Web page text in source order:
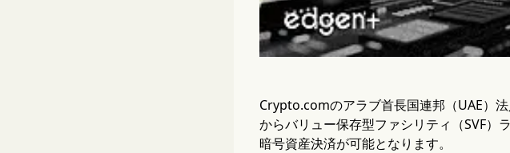
Crypto.comのアラブ首長国連邦（UAE）
からバリュー保存型ファシリティ（SVF）
暗号資産決済が可能となります。